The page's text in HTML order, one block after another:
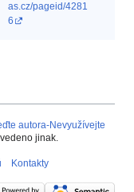
as.cz/pageid/4281
6
autora-Nevyužívejte
jinak.
Kontakty